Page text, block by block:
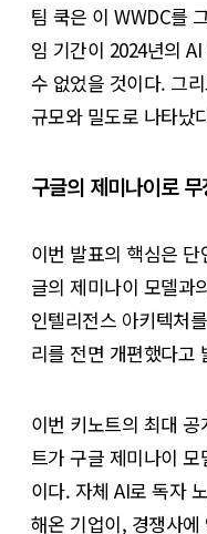
팀 쿡은 이 WWDC를
임 기간이 2024년의
수 없었을 것이다. 그
규모와 밀도로 나타났
구글의 제미나이로
이번 발표의 핵심은
글의 제미나이 모델과
인텔리전스 아키텍처
리를 전면 개편했다고
이번 키노트의 최대
트가 구글 제미나이
이다. 자체 AI로 독자
해온 기업이, 경쟁사